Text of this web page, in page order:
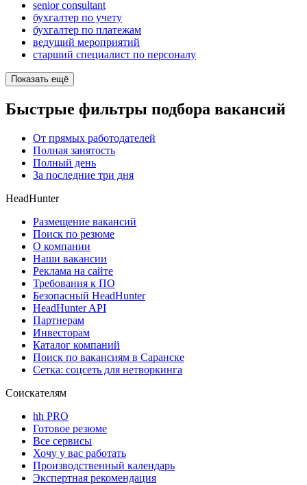
senior consultant
бухгалтер по учету
бухгалтер по платежам
ведущий мероприятий
старший специалист по персоналу
Показать ещё
Быстрые фильтры подбора вакансий
От прямых работодателей
Полная занятость
Полный день
За последние три дня
HeadHunter
Размещение вакансий
Поиск по резюме
О компании
Наши вакансии
Реклама на сайте
Требования к ПО
Безопасный HeadHunter
HeadHunter API
Партнерам
Инвесторам
Каталог компаний
Поиск по вакансиям в Саранске
Сетка: соцсеть для нетворкинга
Соискателям
hh PRO
Готовое резюме
Все сервисы
Хочу у вас работать
Производственный календарь
Экспертная рекомендация